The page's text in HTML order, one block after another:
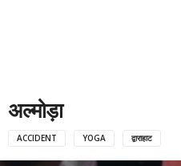
अल्मोड़ा
ACCIDENT YOGA द्वाराहाट